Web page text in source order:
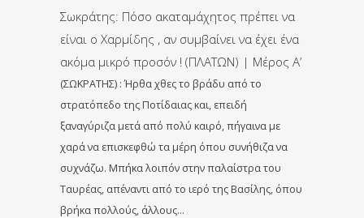
Σωκράτης: Πόσο ακαταμάχητος πρέπει να
είναι ο Χαρμίδης , αν συμβαίνει να έχει ένα
ακόμα μικρό προσόν ! (ΠΛΑΤΩΝ) | Μέρος Α’
(ΣΩΚΡΑΤΗΣ) : Ήρθα χθες το βράδυ από το
στρατόπεδο της Ποτίδαιας και, επειδή
ξαναγύριζα μετά από πολύ καιρό, πήγαινα με
χαρά να επισκεφθώ τα μέρη όπου συνήθιζα να
συχνάζω. Μπήκα λοιπόν στην παλαίστρα του
Ταυρέας, απέναντι από το ιερό της Βασίλης, όπου
βρήκα πολλούς, άλλους…